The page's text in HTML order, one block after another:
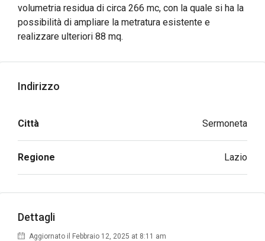
volumetria residua di circa 266 mc, con la quale si ha la
possibilità di ampliare la metratura esistente e
realizzare ulteriori 88 mq.
Indirizzo
Città Sermoneta
Regione Lazio
Dettagli
Aggiornato il Febbraio 12, 2025 at 8:11 am